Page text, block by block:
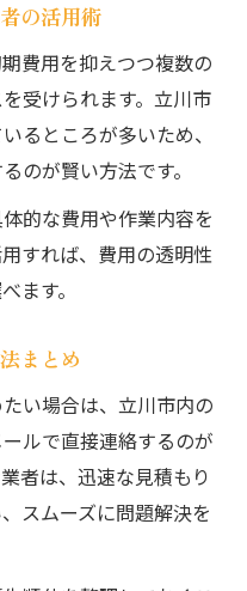
の活用術
費用を抑えつつ複数の
受けられます。立川市
るところが多いため、
のが賢い方法です。
的な費用や作業内容を
すれば、費用の透明性
ます。
まとめ
い場合は、立川市内の
ルで直接連絡するのが
者は、迅速な見積もり
スムーズに問題解決を